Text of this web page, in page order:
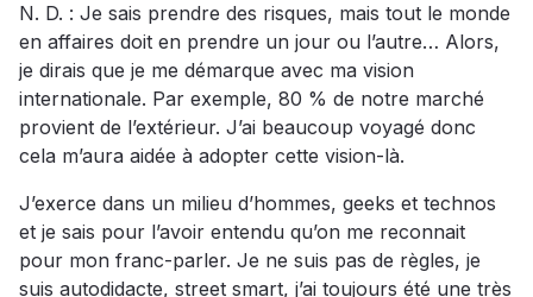
N. D. : Je sais prendre des risques, mais tout le monde
en affaires doit en prendre un jour ou l’autre… Alors,
je dirais que je me démarque avec ma vision
internationale. Par exemple, 80 % de notre marché
provient de l’extérieur. J’ai beaucoup voyagé donc
cela m’aura aidée à adopter cette vision-là.
J’exerce dans un milieu d’hommes, geeks et technos
et je sais pour l’avoir entendu qu’on me reconnait
pour mon franc-parler. Je ne suis pas de règles, je
suis autodidacte, street smart, j’ai toujours été une très